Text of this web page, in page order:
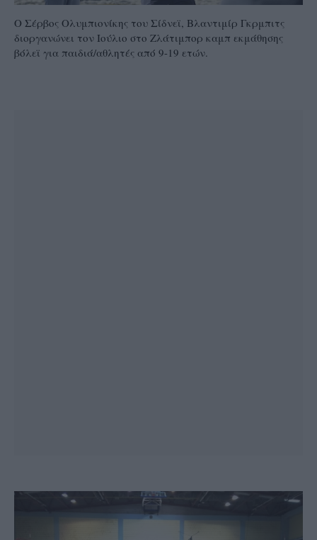
Ο Σέρβος Ολυμπιονίκης του Σίδνεϊ, Βλαντιμίρ Γκρμπιτς
διοργανώνει τον Ιούλιο στο Ζλάτιμπορ καμπ εκμάθησης
βόλεϊ για παιδιά/αθλητές από 9-19 ετών.